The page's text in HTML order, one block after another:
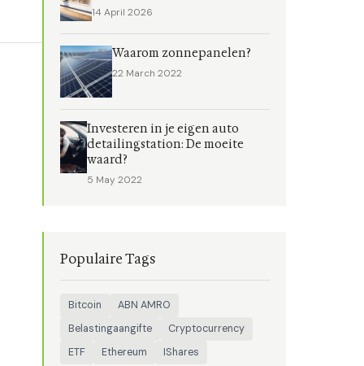
14 April 2026
Waarom zonnepanelen?
22 March 2022
Investeren in je eigen auto
detailingstation: De moeite
waard?
5 May 2022
Populaire Tags
Bitcoin
ABN AMRO
Belastingaangifte
Cryptocurrency
ETF
Ethereum IShares